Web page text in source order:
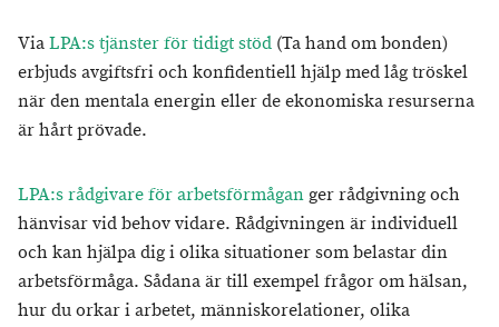
ViaLPA:s tjänster för tidigt stöd (Ta hand om bonden)
erbjuds avgiftsfri och konfidentiell hjälp med låg tröskel
när den mentala energin eller de ekonomiska resurserna
är hårt prövade.
LPA:s rådgivare för arbetsförmåganger rådgivning och
hänvisar vid behov vidare. Rådgivningen är individuell
och kan hjälpa dig i olika situationer som belastar din
arbetsförmåga. Sådana är till exempel frågor om hälsan,
hur du orkar i arbetet, människorelationer, olika